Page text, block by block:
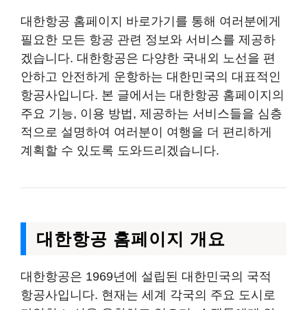
대한항공 홈페이지 바로가기를 통해 여러분에게
필요한 모든 항공 관련 정보와 서비스를 제공하
겠습니다. 대한항공은 다양한 국내외 노선을 편
안하고 안전하게 운항하는 대한민국의 대표적인
항공사입니다. 본 글에서는 대한항공 홈페이지의
주요 기능, 이용 방법, 제공하는 서비스들을 심층
적으로 설명하여 여러분이 여행을 더 편리하게
계획할 수 있도록 도와드리겠습니다.
대한항공 홈페이지 개요
대한항공은 1969년에 설립된 대한민국의 국적
항공사입니다. 현재는 세계 각국의 주요 도시로